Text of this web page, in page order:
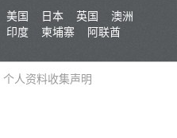
美国 日本 英国
澳洲
印度 柬埔寨
阿联酋
个人资料收集声明